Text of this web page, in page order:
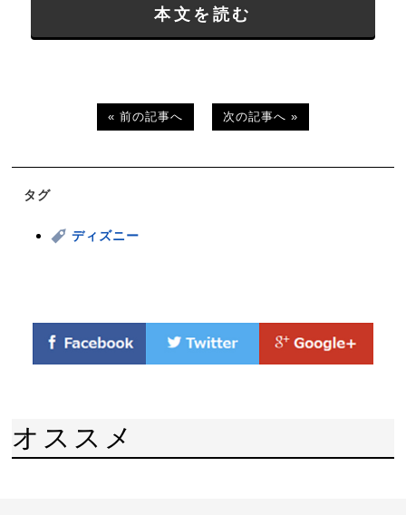
本文を読む
« 前の記事へ 次の記事へ »
タグ
ディズニー
オススメ